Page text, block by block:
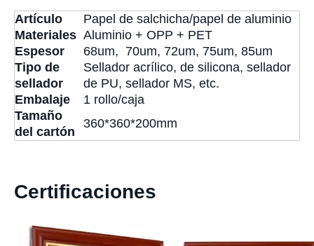
Artículo
Papel de salchicha/papel de aluminio
Materiales Aluminio + OPP + PET
Espesor
68um, 70um, 72um, 75um, 85um
Tipo de
sellador
Sellador acrílico, de silicona, sellador
de PU, sellador MS, etc.
Embalaje
1 rollo/caja
Tamaño
del cartón
360*360*200mm
Certificaciones